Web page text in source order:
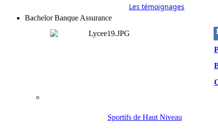
Les témoignages
Bachelor Banque Assurance
Sportifs de Haut Niveau